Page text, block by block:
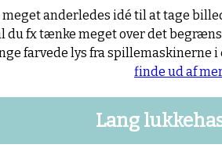
meget anderledes idé til at tage
du fx tænke meget over det
farvede lys fra spillemaskinerne i
finde ud af
Lang